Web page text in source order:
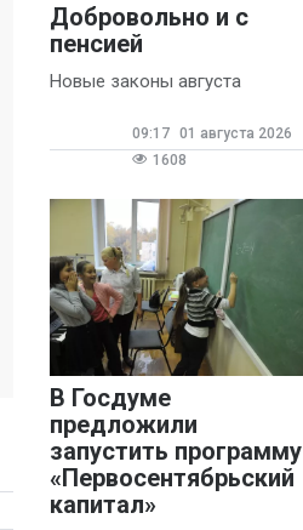
Добровольно и с
пенсией
Новые законы августа
09:17 01 августа 2026
1608
В Госдуме
предложили
запустить программу
«Первосентябрьский
капитал»